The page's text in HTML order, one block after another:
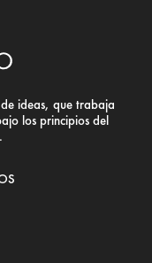
ideas, que trabaja
los principios del